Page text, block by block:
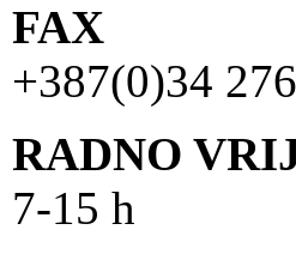
FAX
+387(0)34
RADNO
7-15 h